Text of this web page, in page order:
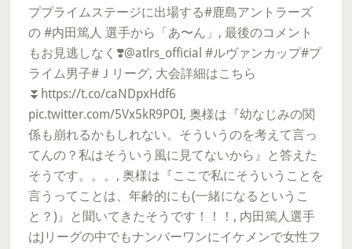
ププライムステージに出場する#鹿島アントラーズ
の #内田篤人 選手から「あ〜ん」, 最後のコメント
もお見逃しなく❣️@atlrs_official #ルヴァンカップ#プ
ライム男子#Ｊリーグ, 大会詳細はこちら
⏬https://t.co/caNDpxHdf6
pic.twitter.com/5Vx5kR9POI, 奥様は『幼なじみの関
係も崩れるかもしれない。そういうのを考えて言っ
てんの？私はそういう風に見てないから』と答えた
そうです。。。, 奥様は『ここで私にそういうことを
言うってことは、年齢的にも(一緒になるというこ
と？)』と聞いてきたそうです！！！, 内田篤人選手
はJリーグの中でもナンバーワンにイケメンで女性フ